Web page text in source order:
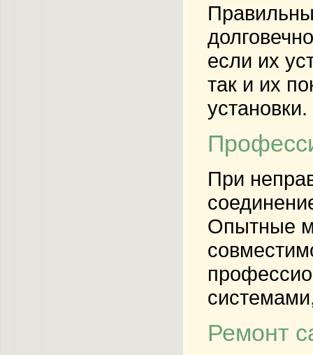
если их
так и их
установки.
При
Опытные
Ремонт